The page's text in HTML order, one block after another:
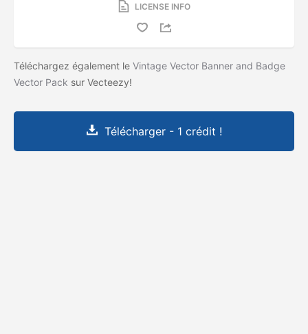
LICENSE INFO
Téléchargez également le Vintage Vector Banner and Badge
Vector Pack sur Vecteezy!
Télécharger - 1 crédit !